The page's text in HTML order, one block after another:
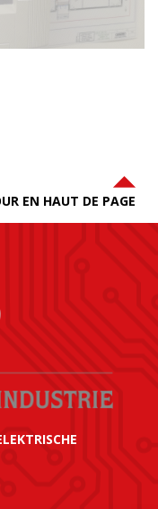
EN HAUT DE PAGE